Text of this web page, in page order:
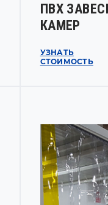
ПВХ
КАМЕР
УЗНАТЬ
СТОИМОСТЬ